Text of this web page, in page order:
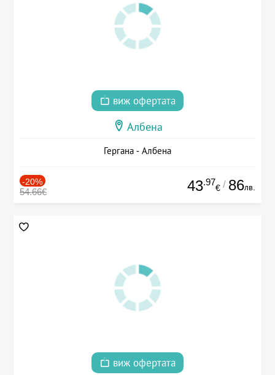
виж офертата
Албена
Гергана - Албена
-20%
54.66€ 43.97
€ / 86лв.
виж офертата